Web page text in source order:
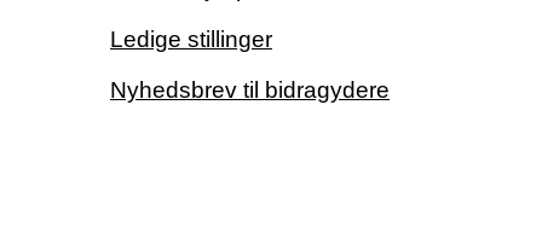
Ledige stillinger
Nyhedsbrev til bidragydere